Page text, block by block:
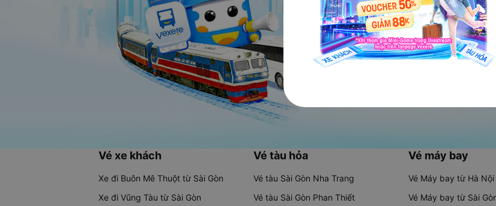
Tải ứng dụng
Vé xe khách
Xe đi Buôn Mê Thuột từ Sài Gòn
Xe đi Vũng Tàu từ Sài Gòn
Vé tàu hỏa
Vé tàu Sài Gòn Nha Trang
Vé tàu Sài Gòn Phan Thiết
Vé máy bay
Vé Máy bay từ Hà Nội
Vé Máy bay từ Sài